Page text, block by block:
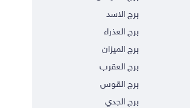
برج الاسد
برج العذراء
برج الميزان
برج العقرب
برج القوس
برج الجدي